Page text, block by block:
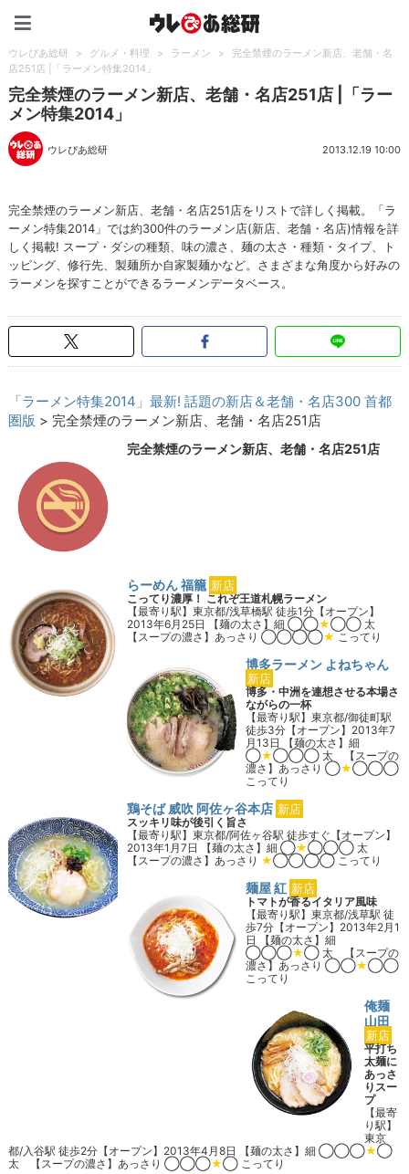
ウレぴあ総研 > グルメ・料理 > ラーメン >
完全禁煙のラーメン新店、老舗・名
店251店 |「ラーメン特集2014」
完全禁煙のラーメン新店、老舗・名店251店 |「ラー
メン特集2014」
ウレぴあ総研 2013.12.19 10:00
完全禁煙のラーメン新店、老舗・名店251店をリストで詳しく掲載。「ラ
ーメン特集2014」では約300件のラーメン店(新店、老舗・名店)情報を詳
しく掲載! スープ・ダシの種類、味の濃さ、麺の太さ・種類・タイプ、ト
ッピング、修行先、製麺所か自家製麺かなど。さまざまな角度から好みの
ラーメンを探すことができるラーメンデータベース。
「ラーメン特集2014」最新! 話題の新店＆老舗・名店300 首都
圏版 > 完全禁煙のラーメン新店、老舗・名店251店
完全禁煙のラーメン新店、老舗・名店251店
らーめん 福籠 新店
こってり濃厚！ これぞ王道札幌ラーメン
【最寄り駅】東京都/浅草橋駅 徒歩1分【オープン】
2013年6月25日 【麺の太さ】細 ◯◯★◯◯ 太
【スープの濃さ】あっさり ◯◯◯◯★ こってり
博多ラーメン よねちゃん
新店
博多・中洲を連想させる本場さ
ながらの一杯
【最寄り駅】東京都/御徒町駅
徒歩3分【オープン】2013年7
月13日 【麺の太さ】細
◯★◯◯◯ 太 【スープの
濃さ】あっさり ◯★◯◯◯
こってり
鶏そば 威吹 阿佐ヶ谷本店 新店
スッキリ味が後引く旨さ
【最寄り駅】東京都/阿佐ヶ谷駅 徒歩すぐ【オープン】
2013年1月7日 【麺の太さ】細 ◯★◯◯◯ 太
【スープの濃さ】あっさり ★◯◯◯◯ こってり
麺屋 紅 新店
トマトが香るイタリア風味
【最寄り駅】東京都/浅草駅 徒
歩7分【オープン】2013年2月1
日 【麺の太さ】細
◯◯◯★◯ 太 【スープの
濃さ】あっさり ◯◯★◯◯
こってり
俺麺
山田
新店
平打ち
太麺に
あっさ
りスー
プ
【最寄
り駅】
東京
都/入谷駅 徒歩2分【オープン】2013年4月8日 【麺の太さ】細 ◯◯◯★◯
太 【スープの濃さ】あっさり ◯◯◯★◯ こってり